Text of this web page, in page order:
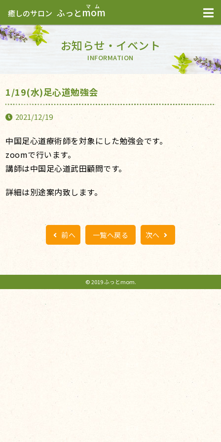
癒しのサロン ふっとmom
お知らせ・イベント
INFORMATION
1/19(水)足心道勉強会
2021/12/19
中国足心道療術師を対象にした勉強会です。
zoomで行います。
講師は中国足心道武田顧問です。
詳細は別途案内致します。
前へ 一覧へ戻る 次へ
© 2019 ふっとmom.